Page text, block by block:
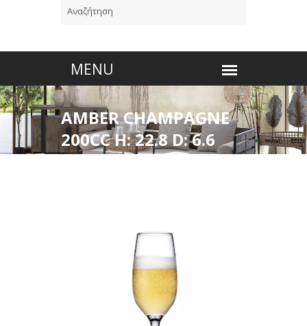
AMBER CHAMPAGNE
200CC H: 22.8 D: 6.6
P/672 GB6.OB24. (smA)